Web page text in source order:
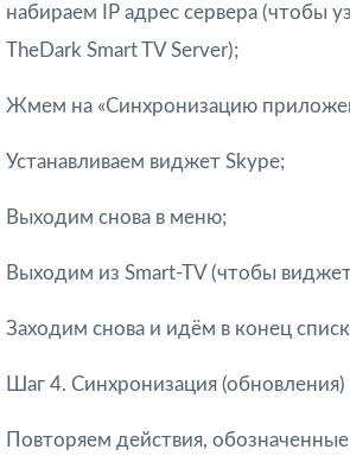
набираем IP адрес сервера (чтобы
TheDark Smart TV Server);
Жмем на «Синхронизацию
Устанавливаем виджет Skype;
Выходим снова в меню;
Выходим из Smart-TV (чтобы
Заходим снова и идём в конец
Шаг 4. Синхронизация
Повторяем действия,